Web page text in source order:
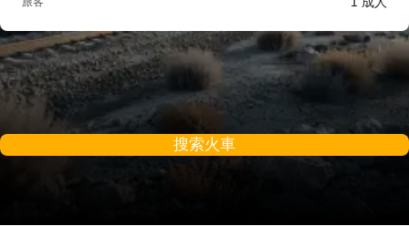
搜索火車